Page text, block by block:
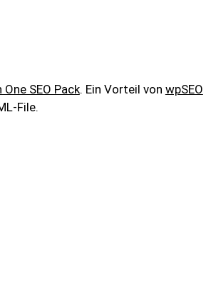
One SEO Pack. Ein Vorteil von wpSEO
File.